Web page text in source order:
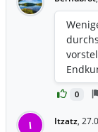
0
I Itzatz,